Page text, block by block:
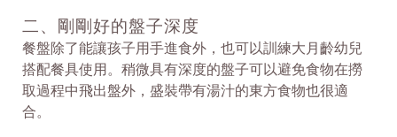
二、剛剛好的盤子深度
餐盤除了能讓孩子用手進食外，也可以訓練大月齡幼兒
搭配餐具使用。稍微具有深度的盤子可以避免食物在撈
取過程中飛出盤外，盛裝帶有湯汁的東方食物也很適
合。